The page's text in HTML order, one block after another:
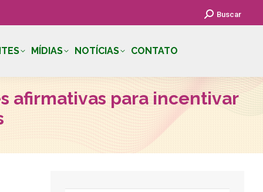
Search:
Buscar
MÍDIAS NOTÍCIAS CONTATO
afirmativas para incentivar